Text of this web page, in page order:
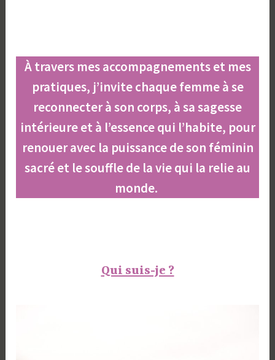
À travers mes accompagnements et mes
pratiques, j’invite chaque femme à se
reconnecter à son corps, à sa sagesse
intérieure et à l’essence qui l’habite, pour
renouer avec la puissance de son féminin
sacré et le souffle de la vie qui la relie au
monde.
Qui suis-je ?